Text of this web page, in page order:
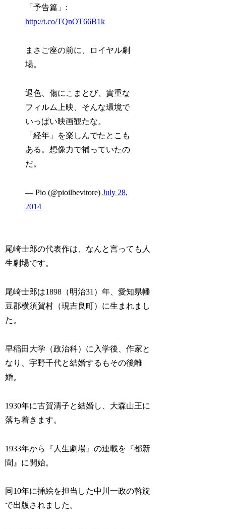
「予告篇」:
http://t.co/TQnOT66B1k
まさご座の前に、ロイヤル劇
場。
退色、傷にこまとび、貴重な
フィルム上映、そんな環境で
いっぱい映画観たな。
「経年」を楽しんでたとこも
ある。想像力で補っていたの
だ。
— Pio (@pioilbevitore)July 28,
2014
尾崎士郎の代表作は、なんと言っても人
生劇場です。
尾崎士郎は1898（明治31）年、愛知県幡
豆郡横須賀村（現吉良町）に生まれまし
た。
早稲田大学（政治科）に入学後、作家と
なり、宇野千代と結婚するもその後離
婚。
1930年に古賀清子と結婚し、大森山王に
落ち着きます。
1933年から『人生劇場』の連載を『都新
聞』に開始。
同10年に挿絵を担当した中川一政の斡旋
で出版されました。